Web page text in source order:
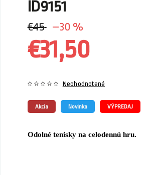
ID9151
€45 –30 %
€31,50
Akcia Novinka VÝPREDAJ
Neohodnotené
Odolné tenisky na celodennú hru.